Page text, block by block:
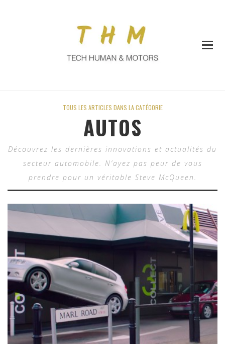
TOUS LES ARTICLES DANS LA CATÉGORIE
AUTOS
Découvrez les dernières innovations et actualités du
secteur automobile. N’ayez pas peur de vous
prendre pour un véritable Steve McQueen.